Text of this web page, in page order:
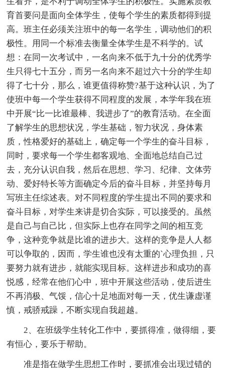
育首要问是面向全体学生，使每个学生的素质都得到提
高。班主任必须关注班中的每一名学生，调动他们的积
极性。用同一个标准去衡量全体学生是不科学的。试
想：在同一次考试中，一名向来不低于九十分的优秀学
生只得七十五分，而另一名向来不超过六十分的学生却
得了七十分，那么，谁更值得称赞?基于这种认识，为了
使班中每一个学生获得不同程度的发展，本学年我在班
中开展“比一比谁最棒、我进步了”的教育活动。在全面
了解学生的思想状况，学生基础，智力状况，身体素
质，性格爱好的基础上，确定每一个学生的奋斗目标，
同时，要求每一个学生都客观地、全面地总结自己过
去，充分认识自我，然后在思想、学习、纪律、文体劳
动、爱好特长等方面确定今后的奋斗目标，并坚持每月
写班主任综述表。对不同程度的学生提出不同的要求和
奋斗目标，对学生来讲是切合实际，可以接受的。虽然
是自己与自己比，但实际上也存在同学之间的相互竞
争，这种竞争就是比谁的进步大。这样的竞争是人人都
可以争取的，因而，学生谁也没有太重的`心理负担，只
要努力就有进步，就能实现目标。这样进步和成功的喜
悦感，经常在他们心中，班中开展这些活动，使后进生
不再消极、气馁，信心十足地面对每一天，优生谦虚谨
慎，戒骄戒躁，不断实现自我超越。
2、在班级学生转化工作中，要抓得准，做得细，要
有恒心，要乐于帮助。
准是指在做学生思想工作时，要抓准会出现过错的